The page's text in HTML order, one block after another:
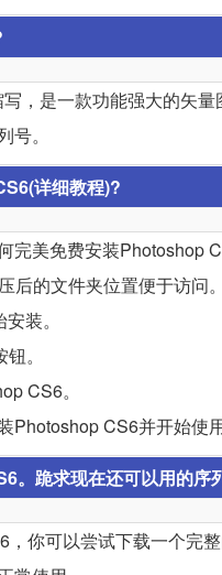
，是一款功能强大的矢
。
详细教程)?
完美免费安装Photoshop
后的文件夹位置便于访问。
装。
。
CS6。
CS6并开始使用
跪求现在还可以用的序
你可以尝试下载一个完